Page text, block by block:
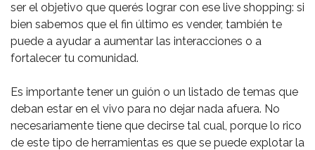
ser el objetivo que querés lograr con ese live shopping: si
bien sabemos que el fin último es vender, también te
puede a ayudar a aumentar las interacciones o a
fortalecer tu comunidad. ⁣
Es importante tener un guión o un listado de temas que
deban estar en el vivo para no dejar nada afuera. No
necesariamente tiene que decirse tal cual, porque lo rico
de este tipo de herramientas es que se puede explotar la